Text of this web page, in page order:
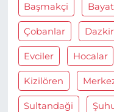
Başmakçi Bayat
Çobanlar
Evciler Hocalar
Kizilören
Sultandaği